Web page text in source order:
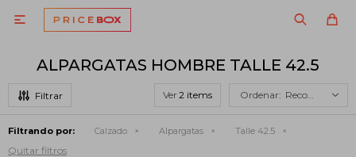

ALPARGATAS HOMBRE TALLE 42.5
Ver Recomendados
Filtrando por: Calzado Alpargatas Talle 42.5
Quitar filtros